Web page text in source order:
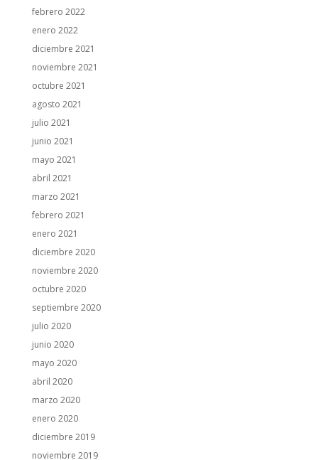
febrero 2022
enero 2022
diciembre 2021
noviembre 2021
octubre 2021
agosto 2021
julio 2021
junio 2021
mayo 2021
abril 2021
marzo 2021
febrero 2021
enero 2021
diciembre 2020
noviembre 2020
octubre 2020
septiembre 2020
julio 2020
junio 2020
mayo 2020
abril 2020
marzo 2020
enero 2020
diciembre 2019
noviembre 2019